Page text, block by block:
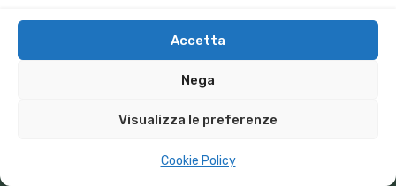
Accetta
Nega
Visualizza le preferenze
Cookie Policy